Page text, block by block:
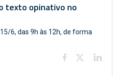
texto opinativo no
6, das 9h às 12h, de forma